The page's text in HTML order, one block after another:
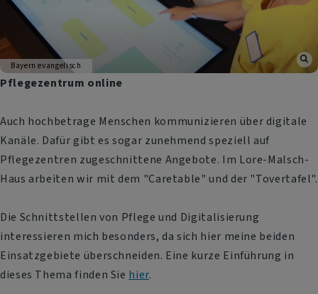
Bayern evangelisch
Pflegezentrum online
Auch hochbetrage Menschen kommunizieren über digitale
Kanäle. Dafür gibt es sogar zunehmend speziell auf
Pflegezentren zugeschnittene Angebote. Im Lore-Malsch-
Haus arbeiten wir mit dem "Caretable" und der "Tovertafel".
Die Schnittstellen von Pflege und Digitalisierung
interessieren mich besonders, da sich hier meine beiden
Einsatzgebiete überschneiden. Eine kurze Einführung in
dieses Thema finden Sie hier.